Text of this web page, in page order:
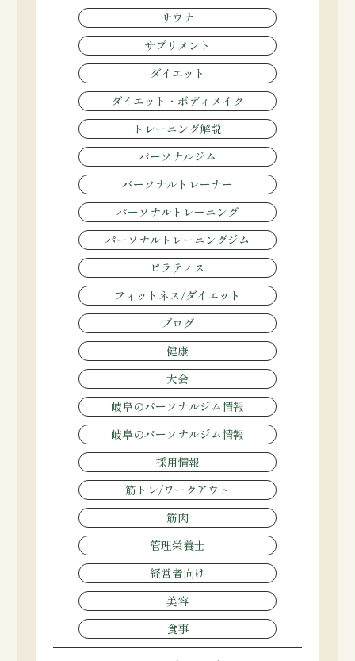
サウナ
サプリメント
ダイエット
ダイエット・ボディメイク
トレーニング解説
パーソナルジム
パーソナルトレーナー
パーソナルトレーニング
パーソナルトレーニングジム
ピラティス
フィットネス/ダイエット
ブログ
健康
大会
岐阜のパーソナルジム情報
岐阜のパーソナルジム情報
採用情報
筋トレ/ワークアウト
筋肉
管理栄養士
経営者向け
美容
食事